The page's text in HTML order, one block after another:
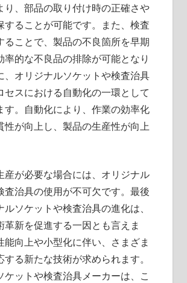
り、部品の取り付け時の正確さや
することが可能です。また、検査
ることで、製品の不良箇所を早期
率的な不良品の排除が可能となり
、オリジナルソケットや検査治具
セスにおける自動化の一環として
す。自動化により、作業の効率化
性が向上し、製品の生産性が向上
産が必要な場合には、オリジナル
査治具の使用が不可欠です。最後
ソケットや検査治具の進化は、
革新を促進する一因とも言えま
能向上や小型化に伴い、さまざま
る新たな技術が求められます。
ケットや検査治具メーカーは、こ